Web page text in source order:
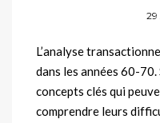
29
L’analyse
dans les années 60-
concepts clés qui
comprendre leurs